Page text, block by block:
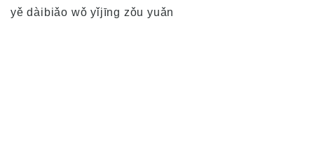
yě dàibiǎo wǒ yǐjīng zǒu yuǎn